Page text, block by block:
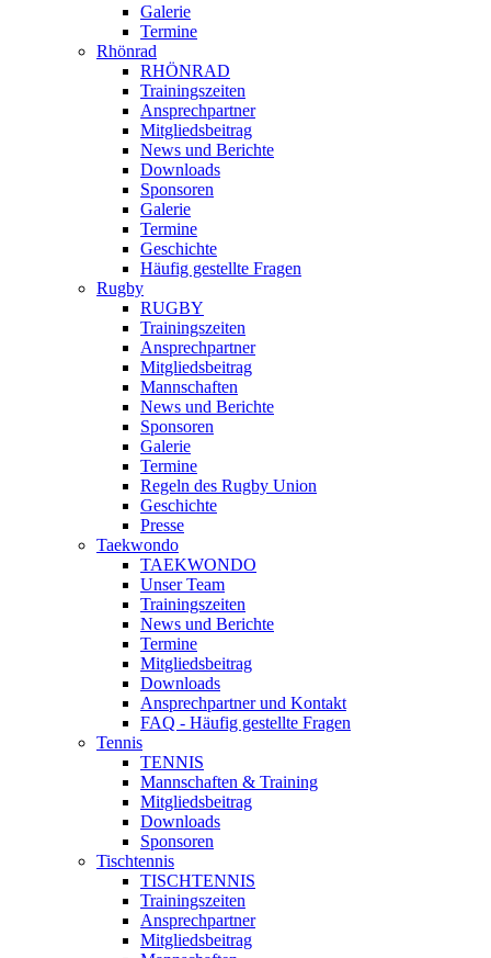
Galerie
Termine
Rhönrad
RHÖNRAD
Trainingszeiten
Ansprechpartner
Mitgliedsbeitrag
News und Berichte
Downloads
Sponsoren
Galerie
Termine
Geschichte
Häufig gestellte Fragen
Rugby
RUGBY
Trainingszeiten
Ansprechpartner
Mitgliedsbeitrag
Mannschaften
News und Berichte
Sponsoren
Galerie
Termine
Regeln des Rugby Union
Geschichte
Presse
Taekwondo
TAEKWONDO
Unser Team
Trainingszeiten
News und Berichte
Termine
Mitgliedsbeitrag
Downloads
Ansprechpartner und Kontakt
FAQ - Häufig gestellte Fragen
Tennis
TENNIS
Mannschaften & Training
Mitgliedsbeitrag
Downloads
Sponsoren
Tischtennis
TISCHTENNIS
Trainingszeiten
Ansprechpartner
Mitgliedsbeitrag